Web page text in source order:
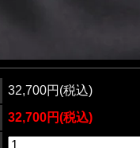
32,700円(税込)
32,700円(税込)